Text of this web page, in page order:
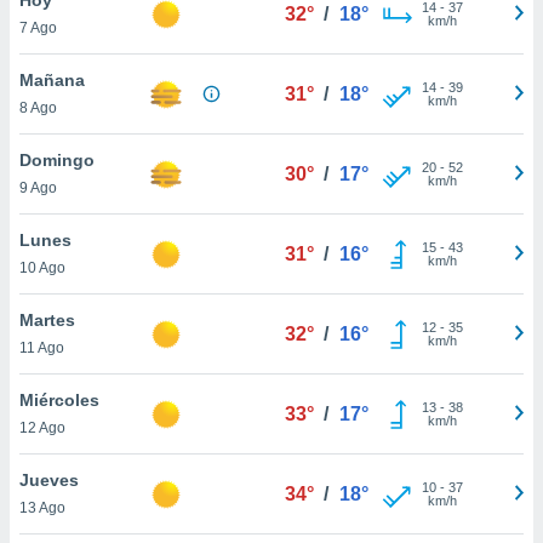
y
en
más
de
7 Ago
32° / 18° 14- 37
km/h
Mañana
8 Ago
31° / 18° 14- 39
km/h
Domingo
9 Ago
30° / 17° 20- 52
km/h
Lunes
10 Ago
31° / 16° 15- 43
km/h
Martes
11 Ago
32° / 16° 12- 35
km/h
Miércoles
12 Ago
33° / 17° 13- 38
km/h
Jueves
13 Ago
34° / 18° 10- 37
km/h